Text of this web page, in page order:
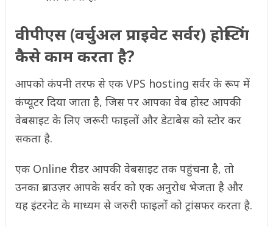
वीपीएस (वर्चुअल प्राइवेट सर्वर) होस्टिंग
कैसे काम करता है?
आपको कंपनी तरफ से एक VPS hosting सर्वर के रूप में
कंप्यूटर दिया जाता है, जिस पर आपका वेब होस्ट आपकी
वेबसाइट के लिए जरूरी फाइलों और डेटाबेस को स्टोर कर
सकता है.
एक Online रीडर आपकी वेबसाइट तक पहुंचना है, तो
उनका ब्राउज़र आपके सर्वर को एक अनुरोध भेजता है और
यह इंटरनेट के माध्यम से जरुरी फाइलों को ट्रांसफर करता है.